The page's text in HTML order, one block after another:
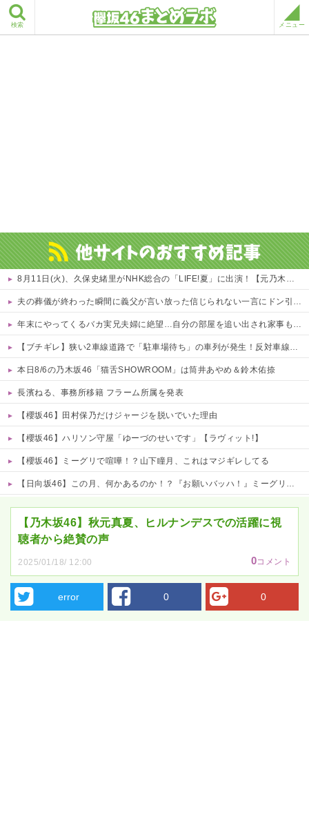
検索 メニュー
8月11日(火)、久保史緒里がNHK総合の「LIFE!夏」に出演！【元乃木坂46】 他
夫の葬儀が終わった瞬間に義父が言い放った信じられない一言にドン引き。四十九日を終えてソク着拒＆完全絶縁した←正気疑うレベルで気持ち悪すぎるだろ
年末にやってくるバカ実兄夫婦に絶望…自分の部屋を追い出され家事も増えるのに、一切手伝わず放置子状態！親戚の前でかばってあげてるのに「私が悪いんですよね」と何もせず泣くだけの義姉にイラ
【ブチギレ】狭い2車線道路で「駐車場待ち」の車列が発生！反対車線からも右折入庫しようとするアホが現れて両車線とも完全死亡のカオス……
本日8/6の乃木坂46「猫舌SHOWROOM」は筒井あやめ＆鈴木佑捺
長濱ねる、事務所移籍 フラーム所属を発表
【櫻坂46】田村保乃だけジャージを脱いでいた理由
【櫻坂46】ハリソン守屋「ゆーづのせいです」【ラヴィット!】
【櫻坂46】ミーグリで喧嘩！？山下瞳月、これはマジギレしてる
【日向坂46】この月、何かあるのか！？『お願いバッハ！』ミーグリ日程がこちら
【乃木坂46】秋元真夏、ヒルナンデスでの活躍に視
聴者から絶賛の声
2025/01/18/ 12:00 0コメント
error 0 0